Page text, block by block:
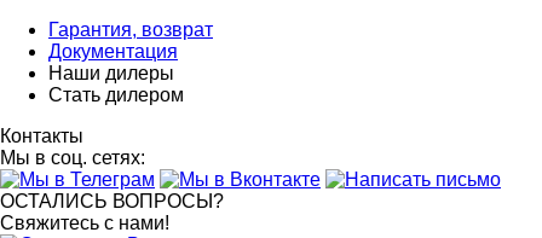
Гарантия, возврат
Документация
Наши дилеры
Стать дилером
Контакты
Мы в соц. сетях:
ОСТАЛИСЬ ВОПРОСЫ?
Свяжитесь с нами!